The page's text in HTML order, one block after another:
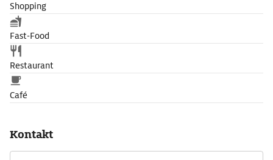
Shopping
Fast-Food
Restaurant
Café
Kontakt